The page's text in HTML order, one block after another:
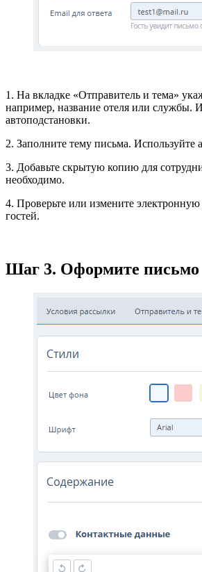
1. На вкладке «Отправитель и тема»
например, название отеля или службы.
автоподстановки.
2. Заполните тему письма. Используйте
3. Добавьте скрытую копию для
необходимо.
4. Проверьте или измените электронную
гостей.
Шаг 3. Оформите письмо